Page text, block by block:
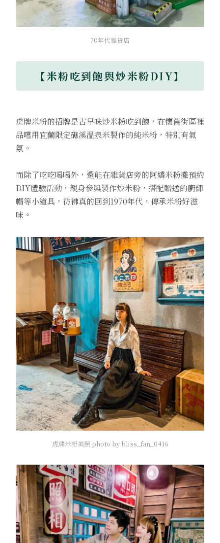
70年代雜貨店
【米粉吃到飽與炒米粉DIY】
虎牌米粉的招牌是古早味炒米粉吃到飽，在懷舊街區裡
品嚐用宜蘭限定礁溪溫泉米製作的純米粉，特別有氣
氛。
而除了吃吃喝喝外，還能在雜貨店旁的阿嬌米粉攤預約
DIY體驗活動，親身參與製作炒米粉，搭配贈送的廚師
帽等小道具，彷彿真的回到1970年代，傳承米粉好滋
味。
虎牌米粉美照 photo by bliss_fan_0416